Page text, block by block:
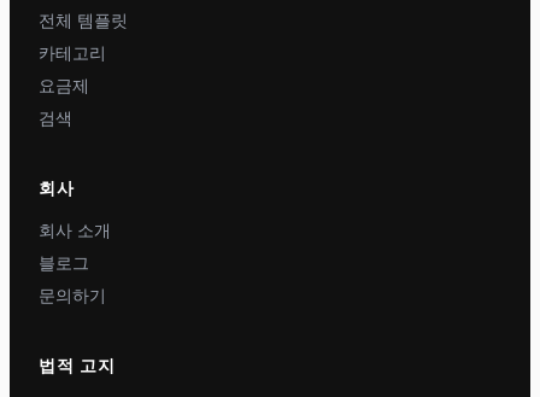
전체 템플릿
카테고리
요금제
검색
회사
회사 소개
블로그
문의하기
법적 고지